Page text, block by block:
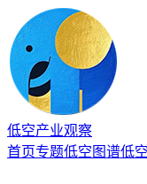
低空产业观察
首页专题低空图谱低